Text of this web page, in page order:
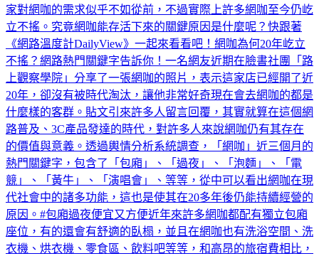
家對網咖的需求似乎不如從前，不過實際上許多網咖至今仍屹
立不搖。究竟網咖能存活下來的關鍵原因是什麼呢？快跟著
《網路溫度計DailyView》一起來看看吧！網咖為何20年屹立
不搖？網路熱門關鍵字告訴你！一名網友近期在臉書社團「路
上觀察學院」分享了一張網咖的照片，表示這家店已經開了近
20年，卻沒有被時代淘汰，讓他非常好奇現在會去網咖的都是
什麼樣的客群。貼文引來許多人留言回覆，其實就算在這個網
路普及、3C產品發達的時代，對許多人來說網咖仍有其存在
的價值與意義。透過輿情分析系統調查，「網咖」近三個月的
熱門關鍵字，包含了「包廂」、「過夜」、「泡麵」、「電
競」、「黃牛」、「演唱會」、等等，從中可以看出網咖在現
代社會中的諸多功能，這也是使其在20多年後仍能持續經營的
原因。#包廂過夜便宜又方便近年來許多網咖都配有獨立包廂
座位，有的還會有舒適的臥榻，並且在網咖也有洗浴空間、洗
衣機、烘衣機、零食區、飲料吧等等，和高昂的旅宿費相比，